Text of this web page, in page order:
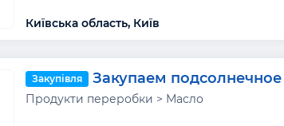
Київська область, Київ
Закупівля Закупаем подсолнечное
Продукти переробки > Масло